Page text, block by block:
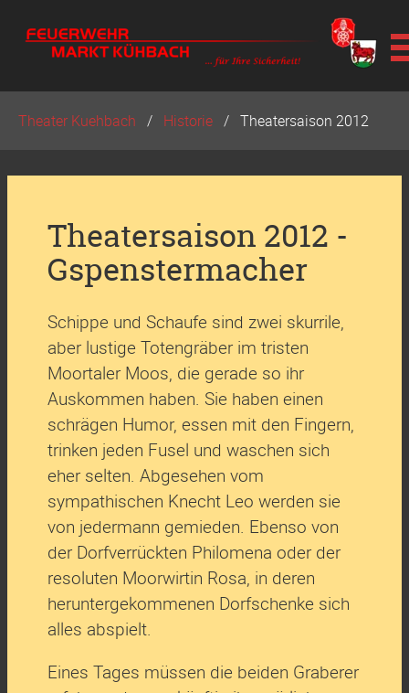
überspringen
Theater Kuehbach Historie Theatersaison 2012
Theatersaison 2012 -
Gspenstermacher
Schippe und Schaufe sind zwei skurrile,
aber lustige Totengräber im tristen
Moortaler Moos, die gerade so ihr
Auskommen haben. Sie haben einen
schrägen Humor, essen mit den Fingern,
trinken jeden Fusel und waschen sich
eher selten. Abgesehen vom
sympathischen Knecht Leo werden sie
von jedermann gemieden. Ebenso von
der Dorfverrückten Philomena oder der
resoluten Moorwirtin Rosa, in deren
heruntergekommenen Dorfschenke sich
alles abspielt.
Eines Tages müssen die beiden Graberer